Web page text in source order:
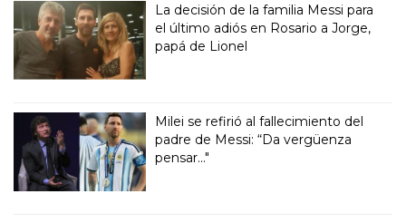
La decisión de la familia Messi para
el último adiós en Rosario a Jorge,
papá de Lionel
Milei se refirió al fallecimiento del
padre de Messi: “Da vergüenza
pensar..."